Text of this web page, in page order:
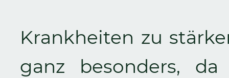
Krankheiten zu
ganz besonders,